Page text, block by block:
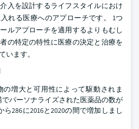
入を設計するライフスタイルにおけ
れる医療へのアプローチです。 1つ
ルアプローチを適用するよりもむし
の特定の特性に医療の決定と治療を
います。
の増大と可用性によって駆動されま
パーソナライズされた医薬品の数が
ら286に2016と2020の間で増加しまし